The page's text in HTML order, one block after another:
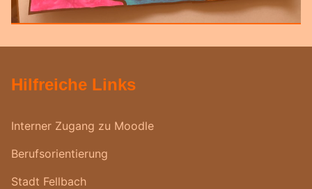
Hilfreiche Links
Interner Zugang zu Moodle
Berufsorientierung
Stadt Fellbach